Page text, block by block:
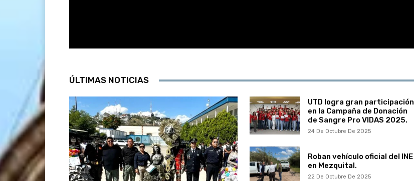
ÚLTIMAS NOTICIAS
UTD logra gran participación
en la Campaña de Donación
de Sangre Pro VIDAS 2025.
24 De Octubre De 2025
Roban vehículo oficial del INE
en Mezquital.
22 De Octubre De 2025